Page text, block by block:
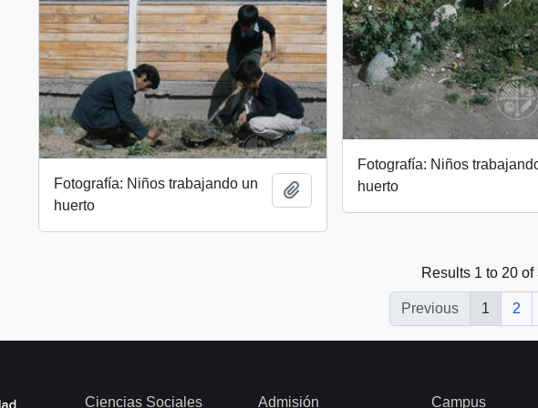
Fotografía: Niños
huerto
Fotografía: Niños trabajando un
huerto
Add to clipboard
Results 1 to 20 of
Previous 1 2
Ciencias Sociales Admisión Campus